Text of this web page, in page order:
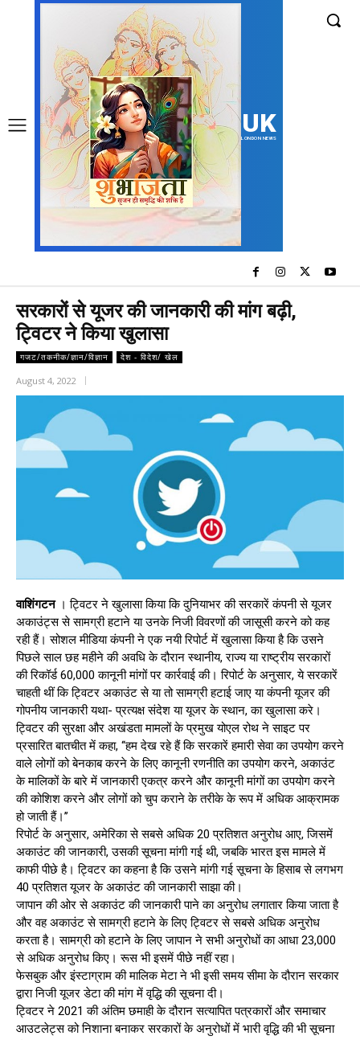
UK
LONDON NEWS
सरकारों से यूजर की जानकारी की मांग बढ़ी,
ट्विटर ने किया खुलासा
गजट/तकनीक/ज्ञान/विज्ञान देश - विदेश/ खेल
August 4, 2022
वाशिंगटन। ट्विटर ने खुलासा किया कि दुनियाभर की सरकारें कंपनी से यूजर
अकाउंट्स से सामग्री हटाने या उनके निजी विवरणों की जासूसी करने को कह
रही हैं। सोशल मीडिया कंपनी ने एक नयी रिपोर्ट में खुलासा किया है कि उसने
पिछले साल छह महीने की अवधि के दौरान स्थानीय, राज्य या राष्ट्रीय सरकारों
की रिकॉर्ड 60,000 कानूनी मांगों पर कार्रवाई की। रिपोर्ट के अनुसार, ये सरकारें
चाहती थीं कि ट्विटर अकाउंट से या तो सामग्री हटाई जाए या कंपनी यूजर की
गोपनीय जानकारी यथा- प्रत्यक्ष संदेश या यूजर के स्थान, का खुलासा करे।
ट्विटर की सुरक्षा और अखंडता मामलों के प्रमुख योएल रोथ ने साइट पर
प्रसारित बातचीत में कहा, ‘‘हम देख रहे हैं कि सरकारें हमारी सेवा का उपयोग करने
वाले लोगों को बेनकाब करने के लिए कानूनी रणनीति का उपयोग करने, अकाउंट
के मालिकों के बारे में जानकारी एकत्र करने और कानूनी मांगों का उपयोग करने
की कोशिश करने और लोगों को चुप कराने के तरीके के रूप में अधिक आक्रामक
हो जाती हैं।’’
रिपोर्ट के अनुसार, अमेरिका से सबसे अधिक 20 प्रतिशत अनुरोध आए, जिसमें
अकाउंट की जानकारी, उसकी सूचना मांगी गई थी, जबकि भारत इस मामले में
काफी पीछे है। ट्विटर का कहना है कि उसने मांगी गई सूचना के हिसाब से लगभग
40 प्रतिशत यूजर के अकाउंट की जानकारी साझा की।
जापान की ओर से अकाउंट की जानकारी पाने का अनुरोध लगातार किया जाता है
और वह अकाउंट से सामग्री हटाने के लिए ट्विटर से सबसे अधिक अनुरोध
करता है। सामग्री को हटाने के लिए जापान ने सभी अनुरोधों का आधा 23,000
से अधिक अनुरोध किए। रूस भी इसमें पीछे नहीं रहा।
फेसबुक और इंस्टाग्राम की मालिक मेटा ने भी इसी समय सीमा के दौरान सरकार
द्वारा निजी यूजर डेटा की मांग में वृद्धि की सूचना दी।
ट्विटर ने 2021 की अंतिम छमाही के दौरान सत्यापित पत्रकारों और समाचार
आउटलेट्स को निशाना बनाकर सरकारों के अनुरोधों में भारी वृद्धि की भी सूचना